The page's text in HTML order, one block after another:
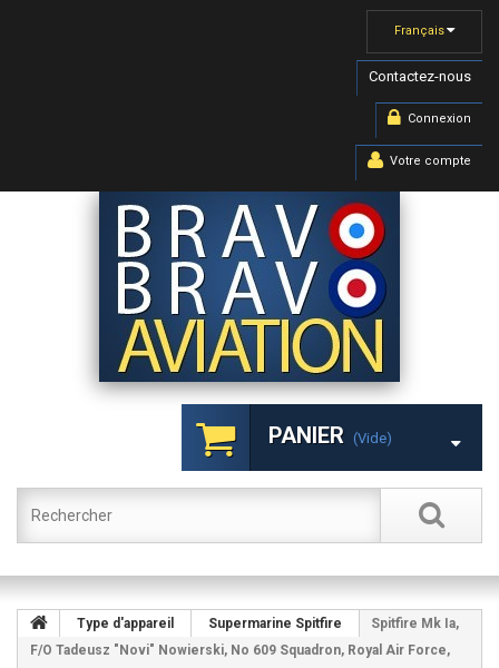
Français
Contactez-nous
Connexion
Votre compte
PANIER (vide)
Type d'appareil Supermarine Spitfire
Spitfire Mk Ia,
F/O Tadeusz "Novi" Nowierski, No 609 Squadron, Royal Air Force,